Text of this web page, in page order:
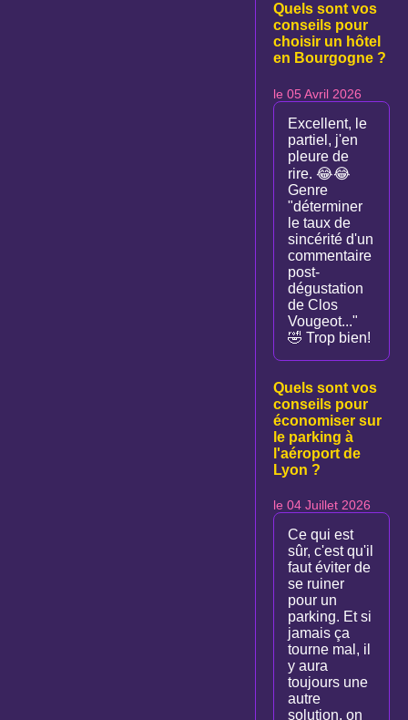
Quels sont vos
conseils pour
choisir un hôtel
en Bourgogne ?
le 05 Avril 2026
Excellent, le
partiel, j'en
pleure de
rire. 😂😂
Genre
"déterminer
le taux de
sincérité d'un
commentaire
post-
dégustation
de Clos
Vougeot..."
🤣 Trop bien!
Quels sont vos
conseils pour
économiser sur
le parking à
l'aéroport de
Lyon ?
le 04 Juillet 2026
Ce qui est
sûr, c'est qu'il
faut éviter de
se ruiner
pour un
parking. Et si
jamais ça
tourne mal, il
y aura
toujours une
autre
solution, on